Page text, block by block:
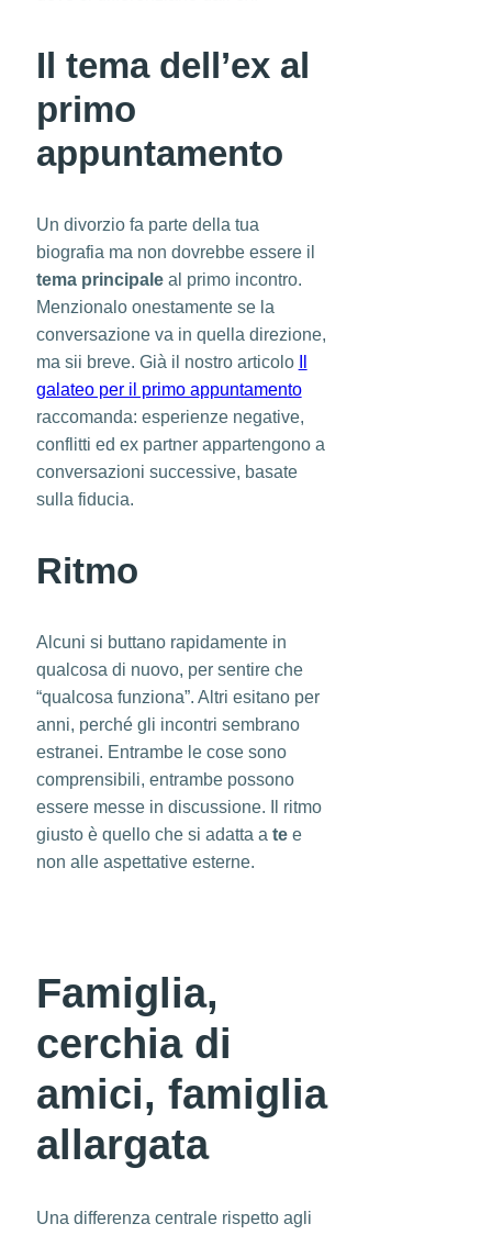
Il tema dell’ex al
primo
appuntamento
Un divorzio fa parte della tua
biografia ma non dovrebbe essere il
tema principaleal primo incontro.
Menzionalo onestamente se la
conversazione va in quella direzione,
ma sii breve. Già il nostro articolo
galateo per il primo appuntamento
raccomanda: esperienze negative,
conflitti ed ex partner appartengono a
conversazioni successive, basate
sulla fiducia.
Ritmo
Alcuni si buttano rapidamente in
qualcosa di nuovo, per sentire che
“qualcosa funziona”. Altri esitano per
anni, perché gli incontri sembrano
estranei. Entrambe le cose sono
comprensibili, entrambe possono
essere messe in discussione. Il ritmo
giusto è quello che si adatta a tee
non alle aspettative esterne.
Famiglia,
cerchia di
amici, famiglia
allargata
Una differenza centrale rispetto agli